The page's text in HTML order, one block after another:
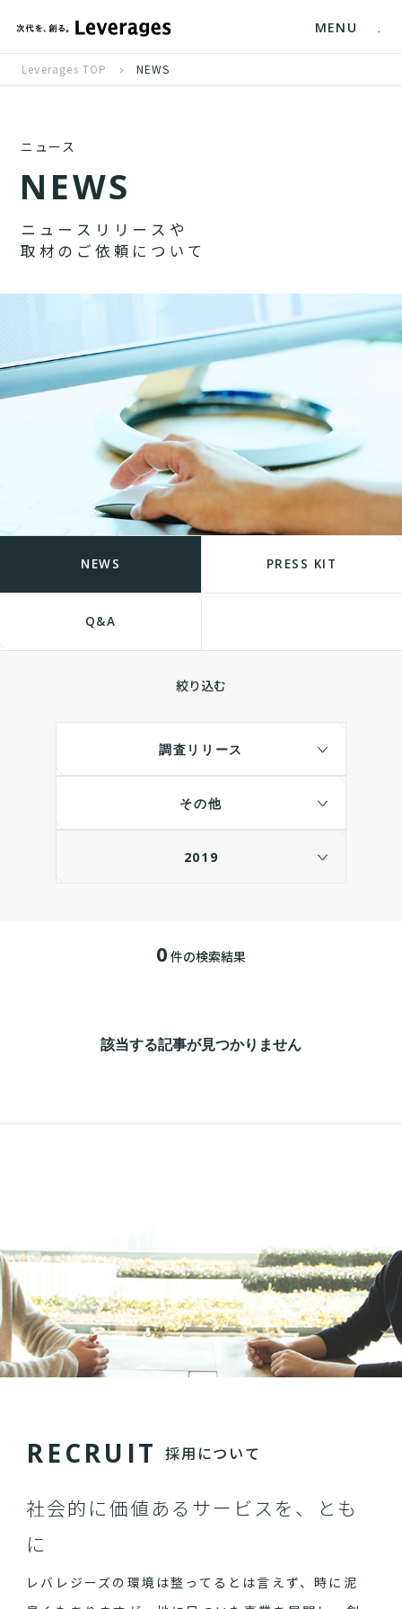
MENU
Leverages TOP NEWS
ニュース
NEWS
ニ ュ ー ス リ リ ー ス や
取 材 の ご 依 頼 に つ い て
NEWS PRESS KIT
Q&A
絞り込む
調査リリース
その他
2019
0 件の検索結果
該当する記事が見つかりません
RECRU IT 採用について
社会的に価値あるサービスを、とも
に
レバレジーズの環境は整ってるとは言えず、時に泥